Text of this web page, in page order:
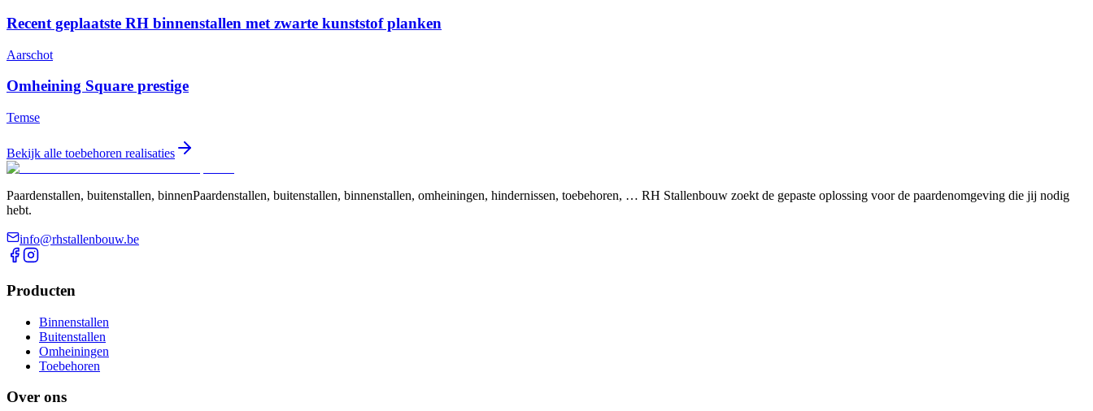
Recent geplaatste RH binnenstallen met zwarte kunststof planken
Aarschot
Omheining Square prestige
Temse
Bekijk alle toebehoren realisaties
Paardenstallen, buitenstallen, binnenPaardenstallen, buitenstallen, binnenstallen, omheiningen, hindernissen, toebehoren, … RH Stallenbouw zoekt de gepaste oplossing voor de paardenomgeving die jij nodig
hebt.
info@rhstallenbouw.be
Producten
Binnenstallen
Buitenstallen
Omheiningen
Toebehoren
Over ons